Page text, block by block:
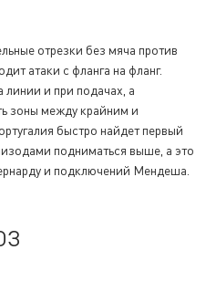
отрезки без мяча против
атаки с фланга на фланг.
линии и при подачах, а
зоны между крайним и
быстро найдет первый
подниматься выше, а это
и подключений Мендеша.